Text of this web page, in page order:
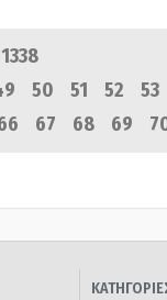
1338
50 51 52 53
67 68 69